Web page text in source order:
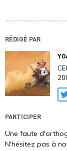
RÉDIGÉ PAR
PARTICIPER
Une faute
N'hésitez pas à